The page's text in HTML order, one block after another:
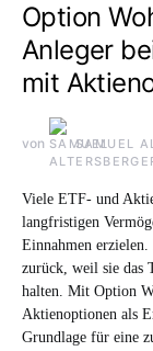
Option
Anleger
mit
von SAMUEL
Viele ETF- und
langfristigen
Einnahmen
zurück, weil sie das
halten. Mit Option
Aktienoptionen als
Grundlage für eine